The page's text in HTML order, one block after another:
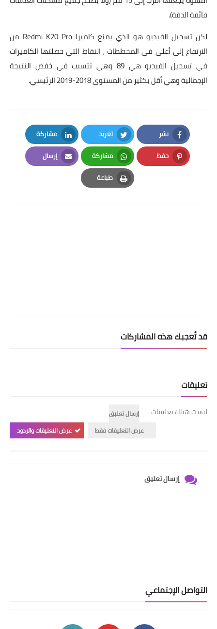
فائقة الدقة).
لكن تسجيل الفيديو هو الذي يمنع كاميرا Redmi K20 Pro من
الارتفاع إلى أعلى في المخططات , النقاط التي حصلتها الكاميرات
في تسجيل الفيديو هي 89 وهي تتسبب في خفض النتيجة
الإجمالية وهي أقل بكثير من المستوى 2018-2019 الرئيسي.
نشر
Facebook
تغريد
Twitter
مشاركة
LinkedIn
حفظ
Pinterest
مشاركة
Whatsapp
إرسال
Email
طباعة
Print
قد تُعجبك هذه المشاركات
تعليقات
ليست هناك تعليقات
إرسال تعليق
عرض التعليقات فقط
عرض التعليقات والردود
إرسال تعليق
التواصل الإجتماعي